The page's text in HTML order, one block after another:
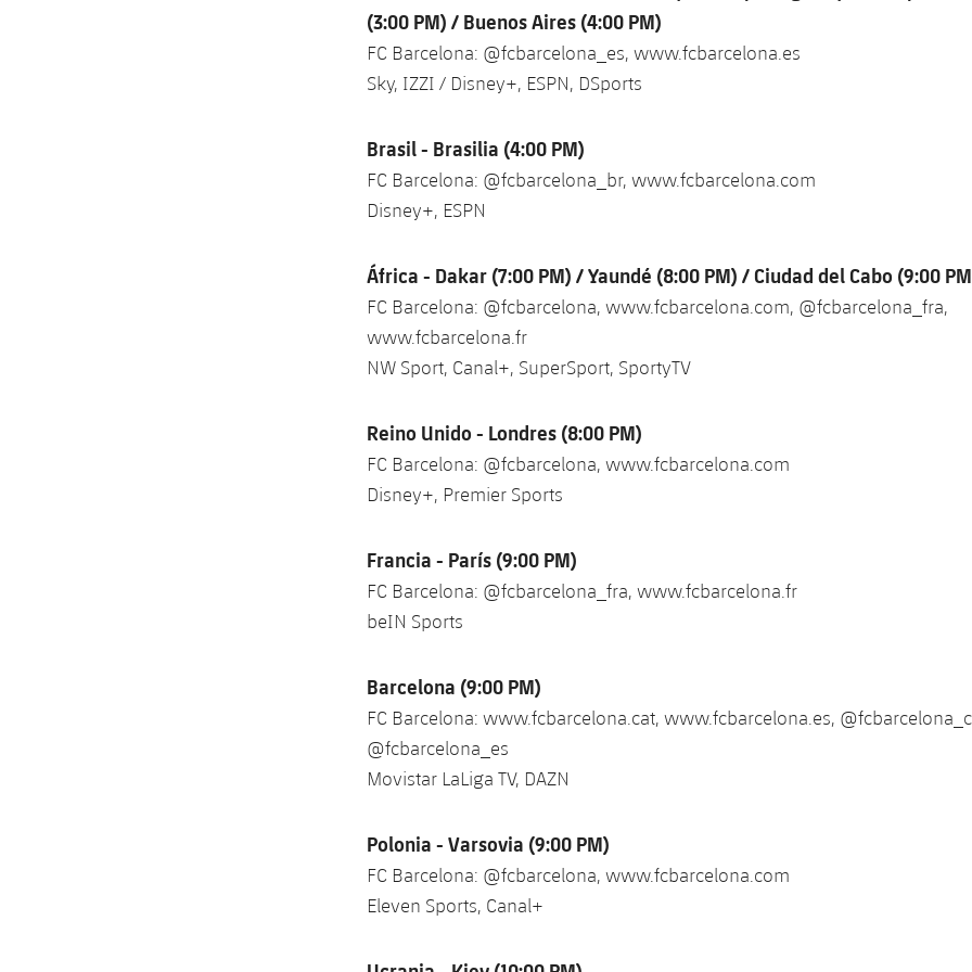
(3:00 PM) / Buenos Aires (4:00 PM)
FC Barcelona: @fcbarcelona_es, www.fcbarcelona.es
Sky, IZZI / Disney+, ESPN, DSports
Brasil - Brasilia (4:00 PM)
FC Barcelona: @fcbarcelona_br, www.fcbarcelona.com
Disney+, ESPN
África - Dakar (7:00 PM) / Yaundé (8:00 PM) / Ciudad del Cabo (9:00
FC Barcelona: @fcbarcelona, www.fcbarcelona.com, @fcbarcelona_fra,
www.fcbarcelona.fr
NW Sport, Canal+, SuperSport, SportyTV
Reino Unido - Londres (8:00 PM)
FC Barcelona: @fcbarcelona, www.fcbarcelona.com
Disney+, Premier Sports
Francia - París (9:00 PM)
FC Barcelona: @fcbarcelona_fra, www.fcbarcelona.fr
beIN Sports
Barcelona (9:00 PM)
FC Barcelona: www.fcbarcelona.cat, www.fcbarcelona.es,
@fcbarcelona_es
Movistar LaLiga TV, DAZN
Polonia - Varsovia (9:00 PM)
FC Barcelona: @fcbarcelona, www.fcbarcelona.com
Eleven Sports, Canal+